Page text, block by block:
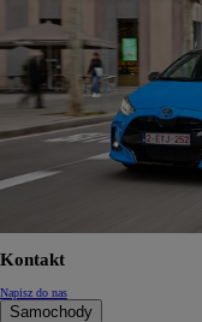
Kontakt
Napisz do nas
Samochody